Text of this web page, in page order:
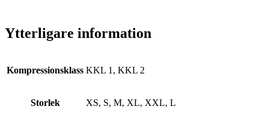
Ytterligare information
Kompressionsklass KKL 1, KKL 2
Storlek XS, S, M, XL, XXL, L